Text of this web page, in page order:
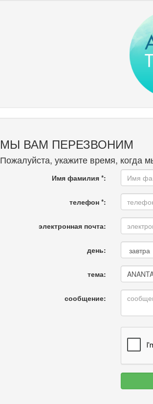
МЫ ВАМ ПЕРЕЗВОНИМ
Пожалуйста, укажите время, когда
Имя фамилия *:
телефон *:
электронная почта:
день:
тема:
сообщение: